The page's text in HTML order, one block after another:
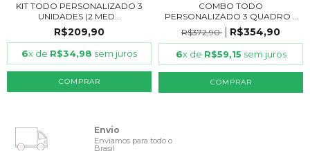
KIT TODO PERSONALIZADO 3
UNIDADES (2 MED...
R$209,90
6x de R$34,98 sem juros
COMPRAR
COMBO TODO
PERSONALIZADO 3 QUADRO +
PLAC...
R$372,90 R$354,90
6x de R$59,15 sem juros
COMPRAR
Envio
Enviamos para todo o
Brasil